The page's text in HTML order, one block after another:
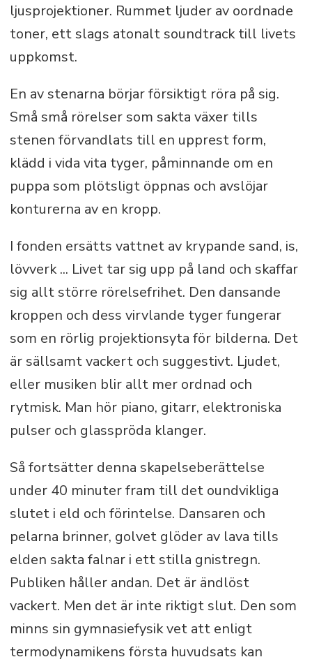
ljusprojektioner. Rummet ljuder av oordnade
toner, ett slags atonalt soundtrack till livets
uppkomst.
En av stenarna börjar försiktigt röra på sig.
Små små rörelser som sakta växer tills
stenen förvandlats till en upprest form,
klädd i vida vita tyger, påminnande om en
puppa som plötsligt öppnas och avslöjar
konturerna av en kropp.
I fonden ersätts vattnet av krypande sand, is,
lövverk ... Livet tar sig upp på land och skaffar
sig allt större rörelsefrihet. Den dansande
kroppen och dess virvlande tyger fungerar
som en rörlig projektionsyta för bilderna. Det
är sällsamt vackert och suggestivt. Ljudet,
eller musiken blir allt mer ordnad och
rytmisk. Man hör piano, gitarr, elektroniska
pulser och glasspröda klanger.
Så fortsätter denna skapelseberättelse
under 40 minuter fram till det oundvikliga
slutet i eld och förintelse. Dansaren och
pelarna brinner, golvet glöder av lava tills
elden sakta falnar i ett stilla gnistregn.
Publiken håller andan. Det är ändlöst
vackert. Men det är inte riktigt slut. Den som
minns sin gymnasiefysik vet att enligt
termodynamikens första huvudsats kan